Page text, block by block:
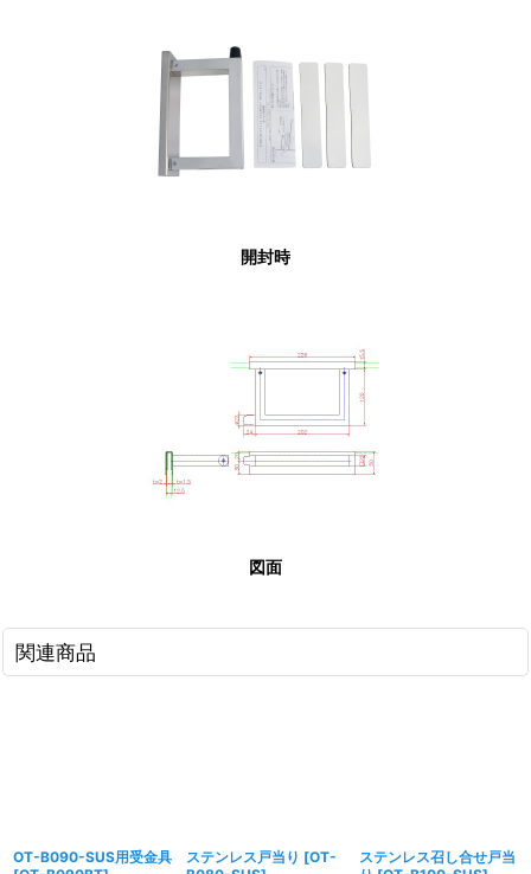
開封時
図面
関連商品
OT-B090-SUS用受金具
ステンレス戸当り [OT-
ステンレス召し合せ戸当